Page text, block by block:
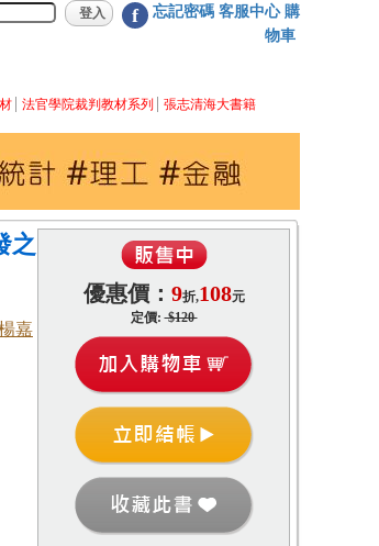
f 忘記密碼 客服中心 購
物車
法官學院裁判教材系列 張志清海大書籍
之
嘉
優惠價： 9折,108元
定價:$120